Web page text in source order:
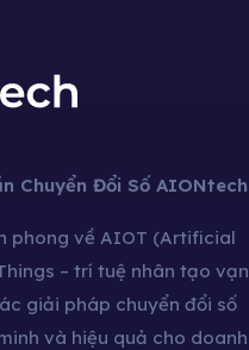
Chuyển Đổi Số AIONtech
phong về AIOT (Artificial
– trí tuệ nhân tạo vạn
giải pháp chuyển đổi số
và hiệu quả cho doanh